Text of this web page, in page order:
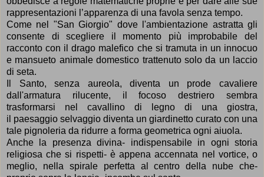
rappresentazioni l ’apparenza di una favola senza tempo.
Come nel "San Giorgio" dove l'ambientazione astratta gli
consente di scegliere il momento più improbabile del
racconto con il drago malefico che si tramuta in un innocuo
e mansueto animale domestico trattenuto solo da un laccio
di seta.
Il Santo, senza aureola, diventa un prode cavaliere
dall'armatura rilucente, il focoso destriero sembra
trasformarsi nel
cavallino di legno di una giostra,
il paesaggio selvaggio diventa un giardinetto curato con una
tale pignoleria da ridurre a forma geometrica ogni aiuola.
Anche la presenza divina- indispensabile in ogni storia
religiosa che si rispetti- è appena accennata nel vortice, o
meglio, nella spirale perfetta al centro della nube che-